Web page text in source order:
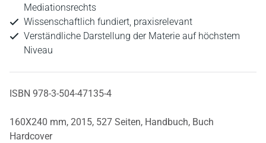
Mediationsrechts
Wissenschaftlich fundiert, praxisrelevant
Verständliche Darstellung der Materie auf höchstem
Niveau
ISBN 978-3-504-47135-4
160X240 mm, 2015, 527 Seiten, Handbuch, Buch
Hardcover